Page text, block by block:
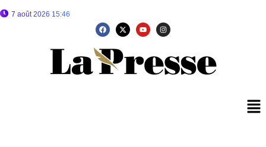
7 août 2026 15:46